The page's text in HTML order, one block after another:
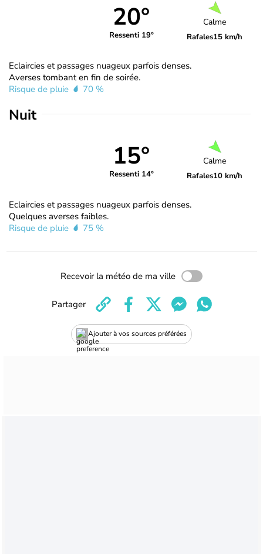
20°
Ressenti 19°
Calme
Rafales15 km/h
Eclaircies et passages nuageux parfois denses.
Averses tombant en fin de soirée.
Risque de pluie
70 %
Nuit
15°
Ressenti 14°
Calme
Rafales10 km/h
Eclaircies et passages nuageux parfois denses.
Quelques averses faibles.
Risque de pluie
75 %
Recevoir la météo de ma ville
Ajouter à vos sources préférées
Partager